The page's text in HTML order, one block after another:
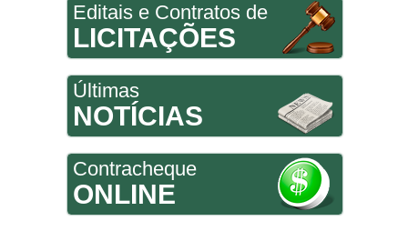
Editais e Contratos de
LICITAÇÕES
Últimas
NOTÍCIAS
Contracheque
ONLINE